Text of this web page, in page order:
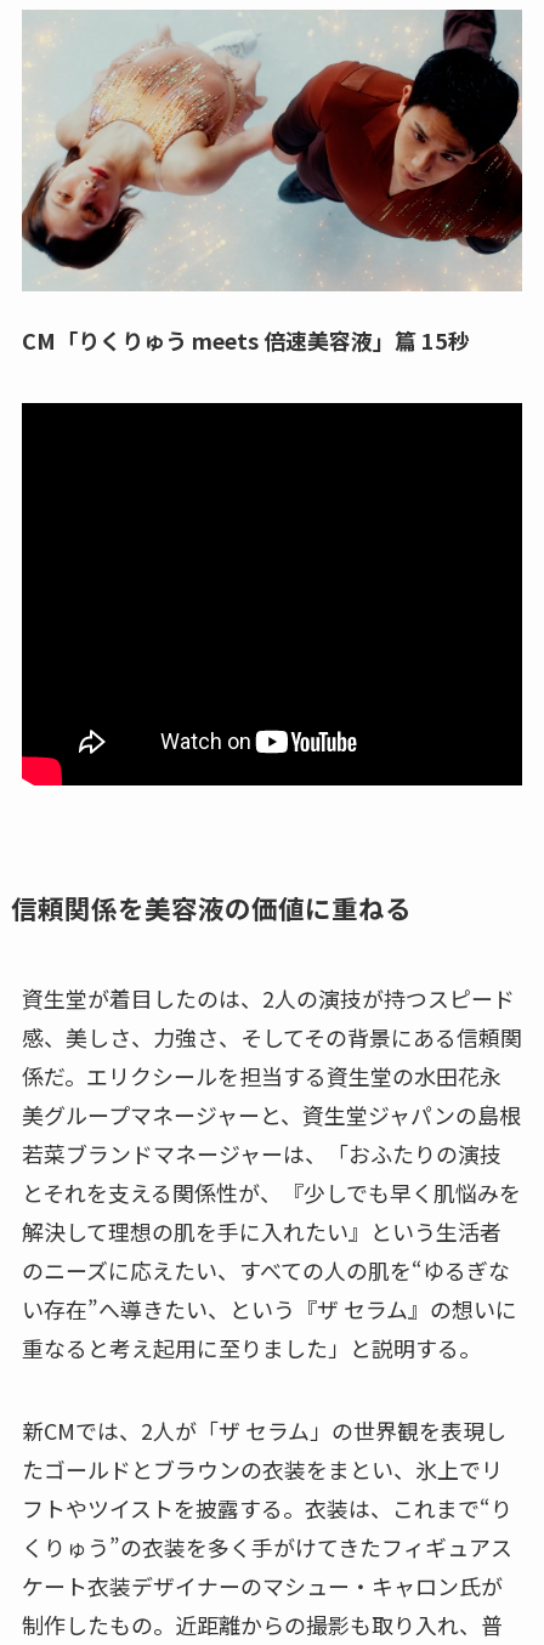
CM「りくりゅう meets 倍速美容液」篇 15秒
信頼関係を美容液の価値に重ねる
資生堂が着目したのは、2人の演技が持つスピード
感、美しさ、力強さ、そしてその背景にある信頼関
係だ。エリクシールを担当する資生堂の水田花永
美グループマネージャーと、資生堂ジャパンの島根
若菜ブランドマネージャーは、「おふたりの演技
とそれを支える関係性が、『少しでも早く肌悩みを
解決して理想の肌を手に入れたい』という生活者
のニーズに応えたい、すべての人の肌を“ゆるぎな
い存在”へ導きたい、という『ザ セラム』の想いに
重なると考え起用に至りました」と説明する。
新CMでは、2人が「ザ セラム」の世界観を表現し
たゴールドとブラウンの衣装をまとい、氷上でリ
フトやツイストを披露する。衣装は、これまで“り
くりゅう”の衣装を多く手がけてきたフィギュアス
ケート衣装デザイナーのマシュー・キャロン氏が
制作したもの。近距離からの撮影も取り入れ、普